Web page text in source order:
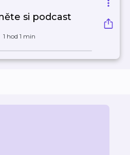
si podcast
1 hod 1 min